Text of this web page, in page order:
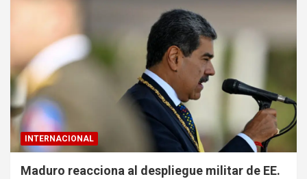
INTERNACIONAL
Maduro reacciona al despliegue militar de EE.